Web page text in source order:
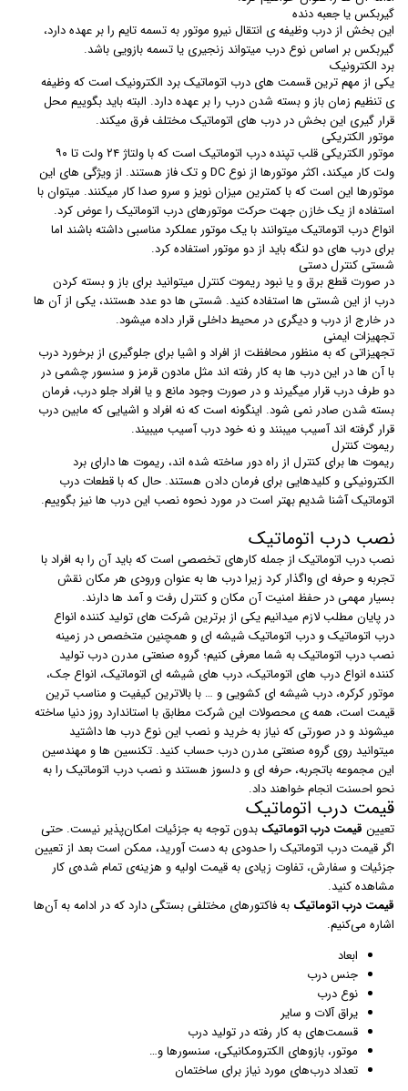
گیربکس یا جعبه دنده
این بخش از درب وظیفه ی انتقال نیرو موتور به تسمه تایم را بر عهده دارد،
گیربکس بر اساس نوع درب میتواند زنجیری یا تسمه بازویی باشد.
برد الکترونیک
یکی از مهم ترین قسمت های درب اتوماتیک برد الکترونیک است که وظیفه
ی تنظیم زمان باز و بسته شدن درب را بر عهده دارد. البته باید بگوییم محل
قرار گیری این بخش در درب های اتوماتیک مختلف فرق میکند.
موتور الکتریکی
موتور الکتریکی قلب تپنده درب اتوماتیک است که با ولتاژ ۲۴ ولت تا ۹۰
ولت کار میکند، اکثر موتورها از نوع DC و تک فاز هستند. از ویژگی های این
موتورها این است که با کمترین میزان نویز و سرو صدا کار میکنند. میتوان با
استفاده از یک خازن جهت حرکت موتورهای درب اتوماتیک را عوض کرد.
انواع درب اتوماتیک میتوانند با یک موتور عملکرد مناسبی داشته باشند اما
برای درب های دو لنگه باید از دو موتور استفاده کرد.
شستی کنترل دستی
در صورت قطع برق و یا نبود ریموت کنترل میتوانید برای باز و بسته کردن
درب از این شستی ها استفاده کنید. شستی ها دو عدد هستند، یکی از آن ها
در خارج از درب و دیگری در محیط داخلی قرار داده میشود.
تجهیزات ایمنی
تجهیزاتی که به منظور محافظت از افراد و اشیا برای جلوگیری از برخورد درب
با آن ها در این درب ها به کار رفته اند مثل مادون قرمز و سنسور چشمی در
دو طرف درب قرار میگیرند و در صورت وجود مانع و یا افراد جلو درب، فرمان
بسته شدن صادر نمی شود. اینگونه است که نه افراد و اشیایی که مابین درب
قرار گرفته اند آسیب میبنند و نه خود درب آسیب میبیند.
ریموت کنترل
ریموت ها برای کنترل از راه دور ساخته شده اند، ریموت ها دارای برد
الکترونیکی و کلیدهایی برای فرمان دادن هستند. حال که با قطعات درب
اتوماتیک آشنا شدیم بهتر است در مورد نحوه نصب این درب ها نیز بگوییم.
نصب درب اتوماتیک
نصب درب اتوماتیک از جمله کارهای تخصصی است که باید آن را به افراد با
تجربه و حرفه ای واگذار کرد زیرا درب ها به عنوان ورودی هر مکان نقش
بسیار مهمی در حفظ امنیت آن مکان و کنترل رفت و آمد ها دارند.
در پایان مطلب لازم میدانیم یکی از برترین شرکت های تولید کننده انواع
درب اتوماتیک و درب اتوماتیک شیشه ای و همچنین متخصص در زمینه
نصب درب اتوماتیک به شما معرفی کنیم؛ گروه صنعتی مدرن درب تولید
کننده انواع درب های اتوماتیک، درب های شیشه ای اتوماتیک، انواع جک،
موتور کرکره، درب شیشه ای کشویی و … با بالاترین کیفیت و مناسب ترین
قیمت است، همه ی محصولات این شرکت مطابق با استاندارد روز دنیا ساخته
میشوند و در صورتی که نیاز به خرید و نصب این نوع درب ها داشتید
میتوانید روی گروه صنعتی مدرن درب حساب کنید. تکنسین ها و مهندسین
این مجموعه باتجربه، حرفه ای و دلسوز هستند و نصب درب اتوماتیک را به
نحو احسنت انجام خواهند داد.
قیمت درب اتوماتیک
تعیین قیمت درب اتوماتیک بدون توجه به جزئیات امکان‌پذیر نیست. حتی
اگر قیمت درب اتوماتیک را حدودی به دست آورید،‌ ممکن است بعد از تعیین
جزئیات و سفارش، تفاوت زیادی به قیمت اولیه و هزینه‌ی تمام شده‌ی کار
مشاهده کنید.
قیمت درب اتوماتیک به فاکتورهای مختلفی بستگی دارد که در ادامه به آن‌ها
اشاره می‌کنیم.
ابعاد
جنس درب
نوع درب
یراق آلات و سایر
قسمت‌های به کار رفته در تولید درب
موتور،‌ بازوهای الکترومکانیکی، سنسورها و…
تعداد درب‌های مورد نیاز برای ساختمان